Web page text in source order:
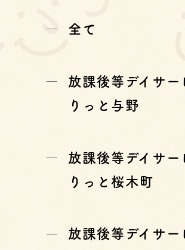
全て
放課後等デイサー
りっと与野
放課後等デイサー
りっと桜木町
放課後等デイサー